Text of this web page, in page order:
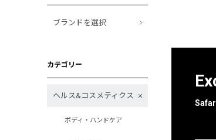
ブランドを選択
カテゴリー
ヘルス&コスメティクス
ボディ・ハンドケア